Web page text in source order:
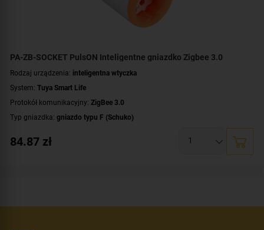
PA-ZB-SOCKET PulsON Inteligentne gniazdko Zigbee 3.0
Rodzaj urządzenia: inteligentna wtyczka
System: Tuya Smart Life
Protokół komunikacyjny: ZigBee 3.0
Typ gniazdka: gniazdo typu F (Schuko)
84.87 zł